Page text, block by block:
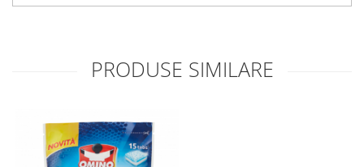
PRODUSE SIMILARE